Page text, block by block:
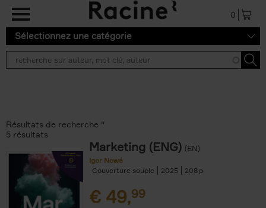
Aller au contenu principal
0
Sélectionnez une catégorie
Résultats de recherche ''
5 résultats
Marketing (ENG) (EN)
Igor Nowé
Couverture souple
2025 208
€ 49,99